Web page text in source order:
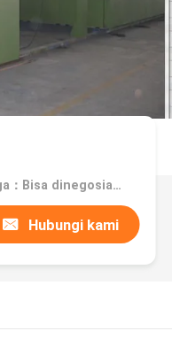
Harga：Bisa dinegosiasikan
Hubungi kami